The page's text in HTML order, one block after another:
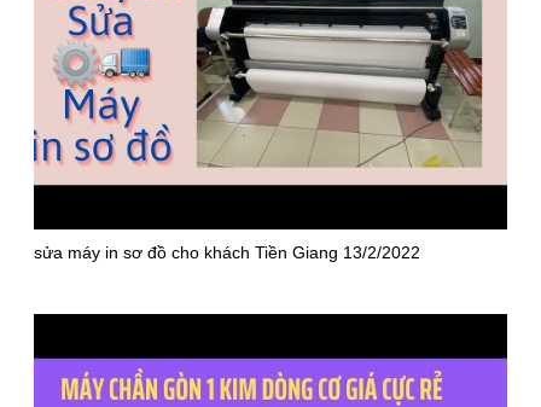
sửa máy in sơ đồ cho khách Tiền Giang 13/2/2022